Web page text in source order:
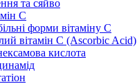
та сяйво
С
форми вітаміну С
вітамін С (Ascorbic Acid)
кислота